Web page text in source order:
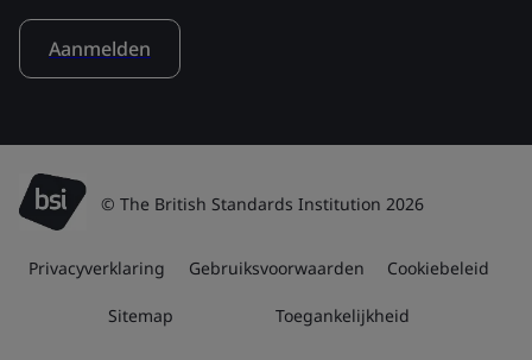
Aanmelden
© The British Standards Institution 2026
Privacyverklaring Gebruiksvoorwaarden Cookiebeleid
Sitemap Toegankelijkheid